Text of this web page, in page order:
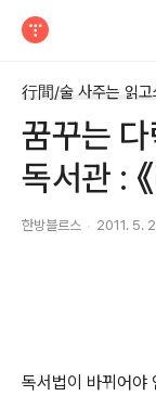
行間/술 사주는 읽고
꿈꾸는
독서관 :
한방블르스 2011. 5.
독서법이 바뀌어야